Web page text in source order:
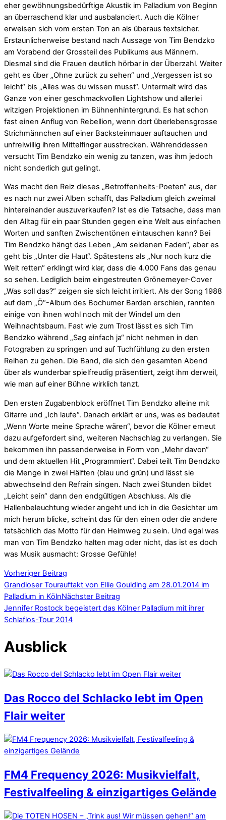
eher gewöhnungsbedürftige Akustik im Palladium von Beginn
an überraschend klar und ausbalanciert. Auch die Kölner
erweisen sich vom ersten Ton an als überaus textsicher.
Erstaunlicherweise bestand nach Aussage von Tim Bendzko
am Vorabend der Grossteil des Publikums aus Männern.
Diesmal sind die Frauen deutlich hörbar in der Überzahl. Weiter
geht es über „Ohne zurück zu sehen“ und „Vergessen ist so
leicht“ bis „Alles was du wissen musst“. Untermalt wird das
Ganze von einer geschmackvollen Lightshow und allerlei
witzigen Projektionen im Bühnenhintergrund. Es hat schon
fast einen Anflug von Rebellion, wenn dort überlebensgrosse
Strichmännchen auf einer Backsteinmauer auftauchen und
unfreiwillig ihren Mittelfinger ausstrecken. Währenddessen
versucht Tim Bendzko ein wenig zu tanzen, was ihm jedoch
nicht sonderlich gut gelingt.
Was macht den Reiz dieses „Betroffenheits-Poeten“ aus, der
es nach nur zwei Alben schafft, das Palladium gleich zweimal
hintereinander auszuverkaufen? Ist es die Tatsache, dass man
den Alltag für ein paar Stunden gegen eine Welt aus einfachen
Worten und sanften Zwischentönen eintauschen kann? Bei
Tim Bendzko hängt das Leben „Am seidenen Faden“, aber es
geht bis „Unter die Haut“. Spätestens als „Nur noch kurz die
Welt retten“ erklingt wird klar, dass die 4.000 Fans das genau
so sehen. Lediglich beim eingestreuten Grönemeyer-Cover
„Was soll das?“ zeigen sie sich leicht irritiert. Als der Song 1988
auf dem „Ö“-Album des Bochumer Barden erschien, rannten
einige von ihnen wohl noch mit der Windel um den
Weihnachtsbaum. Fast wie zum Trost lässt es sich Tim
Bendzko während „Sag einfach ja“ nicht nehmen in den
Fotograben zu springen und auf Tuchfühlung zu den ersten
Reihen zu gehen. Die Band, die sich den gesamten Abend
über als wunderbar spielfreudig präsentiert, zeigt ihm derweil,
wie man auf einer Bühne wirklich tanzt.
Den ersten Zugabenblock eröffnet Tim Bendzko alleine mit
Gitarre und „Ich laufe“. Danach erklärt er uns, was es bedeutet
„Wenn Worte meine Sprache wären“, bevor die Kölner erneut
dazu aufgefordert sind, weiteren Nachschlag zu verlangen. Sie
bekommen ihn passenderweise in Form von „Mehr davon“
und dem aktuellen Hit „Programmiert“. Dabei teilt Tim Bendzko
die Menge in zwei Hälften (blau und grün) und lässt sie
abwechselnd den Refrain singen. Nach zwei Stunden bildet
„Leicht sein“ dann den endgültigen Abschluss. Als die
Hallenbeleuchtung wieder angeht und ich in die Gesichter um
mich herum blicke, scheint das für den einen oder die andere
tatsächlich das Motto für den Heimweg zu sein. Und egal was
man von Tim Bendzko halten mag oder nicht, das ist es doch
was Musik ausmacht: Grosse Gefühle!
Vorheriger Beitrag
Grandioser Tourauftakt von Ellie Goulding am 28.01.2014 im
Palladium in KölnNächster Beitrag
Jennifer Rostock begeistert das Kölner Palladium mit ihrer
Schlaflos-Tour 2014
Ausblick
Das Rocco del Schlacko lebt im Open
Flair weiter
FM4 Frequency 2026: Musikvielfalt,
Festivalfeeling & einzigartiges Gelände